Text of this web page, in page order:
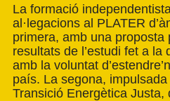
La formació
al·legacions al PLATER
primera, amb una proposta
resultats de l’estudi fet a la
amb la voluntat
país. La segona,
Transició Energètica Justa,